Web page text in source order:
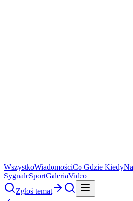
WszystkoWiadomościCo Gdzie KiedyNa
SygnaleSportGaleriaVideo
Zgłoś temat